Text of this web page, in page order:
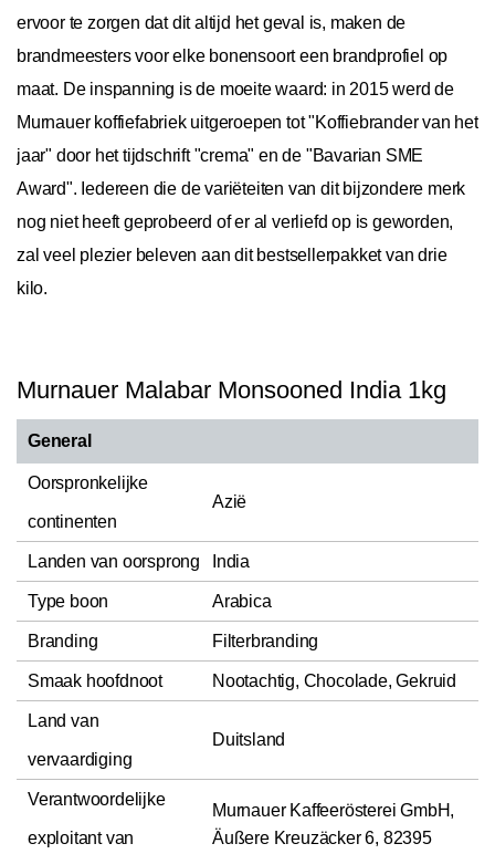
ervoor te zorgen dat dit altijd het geval is, maken de
brandmeesters voor elke bonensoort een brandprofiel op
maat. De inspanning is de moeite waard: in 2015 werd de
Murnauer koffiefabriek uitgeroepen tot "Koffiebrander van het
jaar" door het tijdschrift "crema" en de "Bavarian SME
Award". Iedereen die de variëteiten van dit bijzondere merk
nog niet heeft geprobeerd of er al verliefd op is geworden,
zal veel plezier beleven aan dit bestsellerpakket van drie
kilo.
Murnauer Malabar Monsooned India 1kg
General
Oorspronkelijke
continenten
Azië
Landen van oorsprong India
Type boon Arabica
Branding Filterbranding
Smaak hoofdnoot Nootachtig, Chocolade, Gekruid
Land van
vervaardiging
Duitsland
Verantwoordelijke
exploitant van
Murnauer Kaffeerösterei GmbH,
Äußere Kreuzäcker 6, 82395